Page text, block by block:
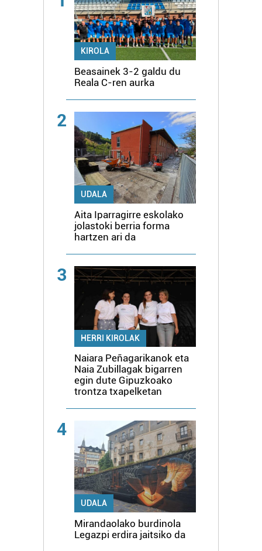
KIROLA
Beasainek 3-2 galdu du
Reala C-ren aurka
2
UDALA
Aita Iparragirre eskolako
jolastoki berria forma
hartzen ari da
3
HERRI KIROLAK
Naiara Peñagarikanok eta
Naia Zubillagak bigarren
egin dute Gipuzkoako
trontza txapelketan
4
UDALA
Mirandaolako burdinola
Legazpi erdira jaitsiko da